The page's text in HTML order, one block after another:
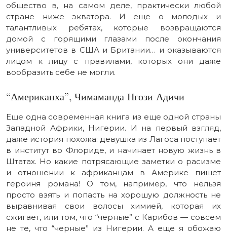
общество в, на самом деле, практически любой
стране ниже экватора. И еще о молодых и
талантливых ребятах, которые возвращаются
домой с горящими глазами после окончания
университетов в США и Британии… и оказываются
лицом к лицу с правилами, которых они даже
вообразить себе не могли.
“Американха”, Чимаманда Нгози Адичи
Еще одна современная книга из еще одной страны
Западной Африки, Нигерии. И на первый взгляд,
даже история похожа: девушка из Лагоса поступает
в институт во Флориде, и начинает новую жизнь в
Штатах. Но какие потрясающие заметки о расизме
и отношении к африканцам в Америке пишет
героиня романа! О том, например, что нельзя
просто взять и попасть на хорошую должность не
выравнивая свои волосы химией, которая их
сжигает, или том, что “черные” с Карибов — совсем
не те, что “черные” из Нигерии. А еще я обожаю